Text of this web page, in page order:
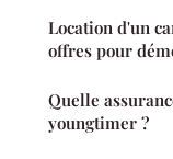
Location d'un
offres pour
Quelle
youngtimer ?